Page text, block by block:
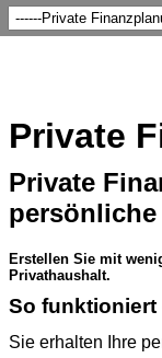
Private
Private
Erstellen Sie mit
Privathaushalt.
So funktioniert
Sie erhalten Ihre